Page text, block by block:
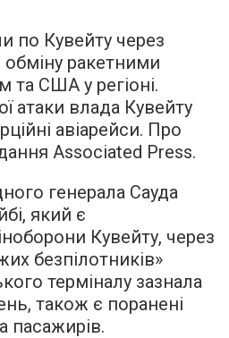
по Кувейту через
обміну ракетними
та США у регіоні.
атаки влада Кувейту
авіарейси. Про
Associated Press.
генерала Сауда
який є
Кувейту, через
безпілотників»
терміналу зазнала
також є поранені
пасажирів.